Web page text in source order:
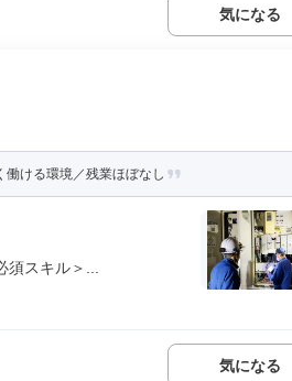
気になる
ける環境／残業ほぼなし
スキル＞...
気になる